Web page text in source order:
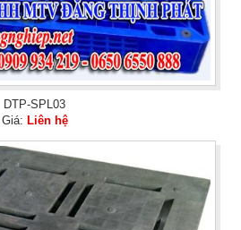
DTP-SPL03
Giá: Liên hệ